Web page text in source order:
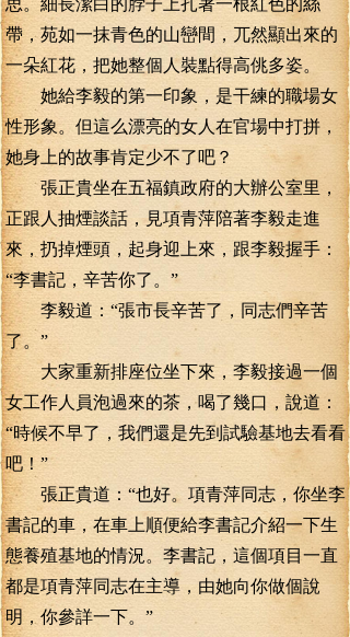
思。細長潔白的脖子上扎著一根紅色的絲
帶，苑如一抹青色的山巒間，兀然顯出來的
一朵紅花，把她整個人裝點得高佻多姿。
她給李毅的第一印象，是干練的職場女
性形象。但這么漂亮的女人在官場中打拼，
她身上的故事肯定少不了吧？
張正貴坐在五福鎮政府的大辦公室里，
正跟人抽煙談話，見項青萍陪著李毅走進
來，扔掉煙頭，起身迎上來，跟李毅握手：
“李書記，辛苦你了。”
李毅道：“張市長辛苦了，同志們辛苦
了。”
大家重新排座位坐下來，李毅接過一個
女工作人員泡過來的茶，喝了幾口，說道：
“時候不早了，我們還是先到試驗基地去看看
吧！”
張正貴道：“也好。項青萍同志，你坐李
書記的車，在車上順便給李書記介紹一下生
態養殖基地的情況。李書記，這個項目一直
都是項青萍同志在主導，由她向你做個說
明，你參詳一下。”